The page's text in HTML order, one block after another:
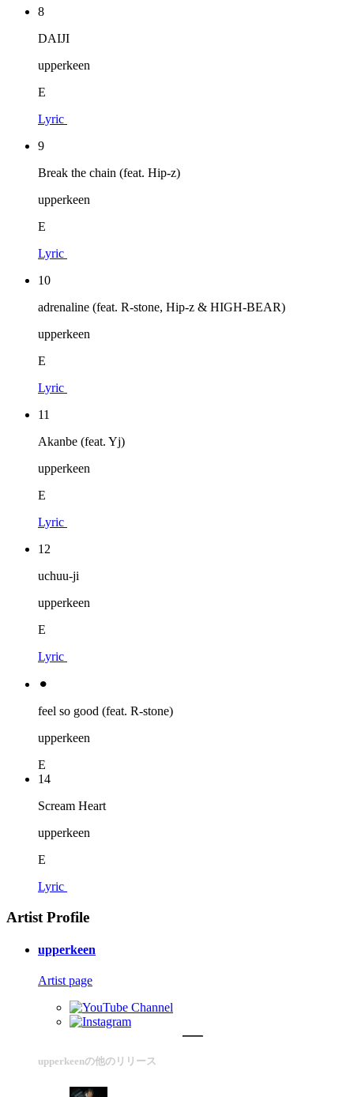
8
DAIJI
upperkeen
E
Lyric
9
Break the chain (feat. Hip-z)
upperkeen
E
Lyric
10
adrenaline (feat. R-stone, Hip-z & HIGH-BEAR)
upperkeen
E
Lyric
11
Akanbe (feat. Yj)
upperkeen
E
Lyric
12
uchuu-ji
upperkeen
E
Lyric
⚫︎
feel so good (feat. R-stone)
upperkeen
E
14
Scream Heart
upperkeen
E
Lyric
Artist Profile
upperkeen
Artist page
upperkeenの他のリリース